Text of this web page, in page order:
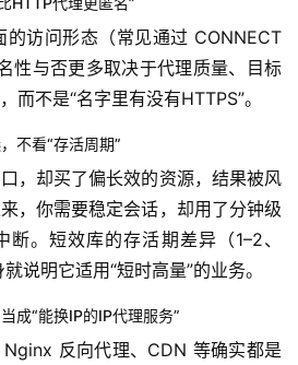
的访问形态（常见通过 CONNECT
性与否更多取决于代理质量、目标
而不是“名字里有没有HTTPS”。
不看“存活周期”
，却买了偏长效的资源，结果被风
，你需要稳定会话，却用了分钟级
。短效库的存活期差异（1–2、
说明它适用“短时高量”的业务。
成“能换IP的IP代理服务”
反向代理、CDN 等确实都是